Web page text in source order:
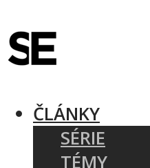
ČLÁNKY
SÉRIE
TÉMY